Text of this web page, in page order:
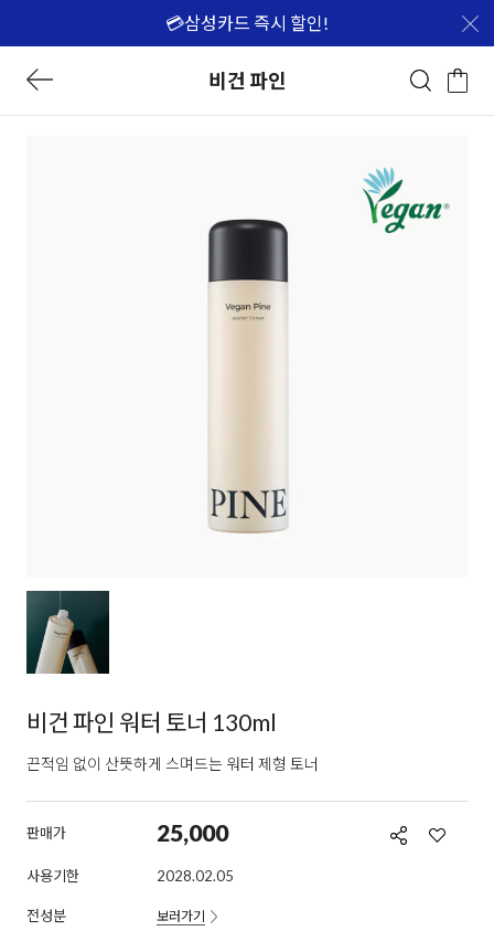
💳삼성카드 즉시 할인!
비건 파인
비건 파인 워터 토너 130ml
끈적임 없이 산뜻하게 스며드는 워터 제형 토너
판매가 25,000
사용기한 2028.02.05
전성분 보러가기